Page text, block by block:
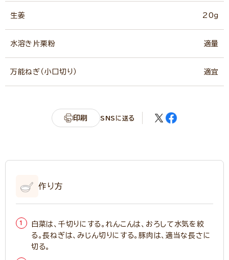
生姜 20ｇ
水溶き片栗粉 適量
万能ねぎ（小口切り） 適宜
印刷 SNSに送る
作り方
白菜は、千切りにする。れんこんは、おろして水気を絞
る。長ねぎは、みじん切りにする。豚肉は、適当な長さに
切る。